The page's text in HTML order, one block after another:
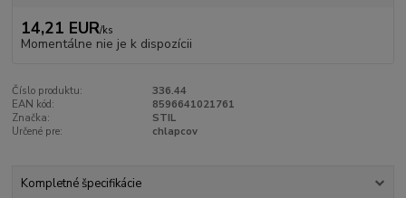
14,21 EUR/ks
Momentálne nie je k dispozícii
Číslo produktu:
336.44
EAN kód:
8596641021761
Značka:
STIL
Určené pre:
chlapcov
Kompletné špecifikácie